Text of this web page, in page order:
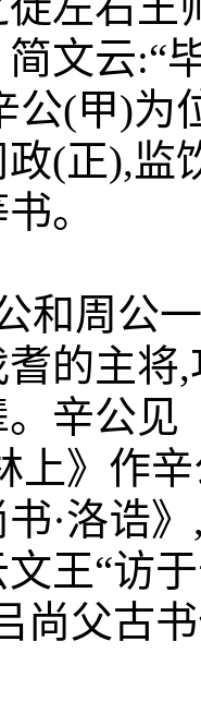
文云:“
公(甲)为
(正),监
书。
周公一
的主将
辛公见
上》作
书·洛诰
文王“访
尚父古